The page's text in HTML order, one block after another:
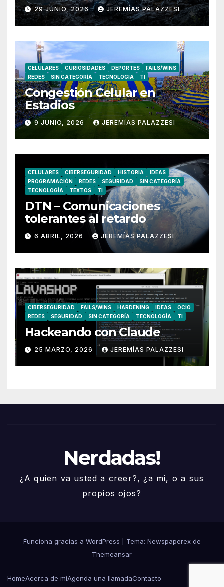
29 JUNIO, 2026 JEREMÍAS PALAZZESI
CELULARES CURIOSIDADES DEPORTES
FAILS/WINS
REDES
SIN CATEGORÍA TECNOLOGÍA TI
Congestión Celular en
Estadios
9 JUNIO, 2026 JEREMÍAS PALAZZESI
CELULARES CIBERSEGURIDAD HISTORIA
IDEAS
PROGRAMACIÓN
REDES SEGURIDAD
SIN CATEGORÍA
TECNOLOGÍA
TEXTOS TI
DTN – Comunicaciones
tolerantes al retardo
6 ABRIL, 2026 JEREMÍAS PALAZZESI
CIBERSEGURIDAD FAILS/WINS HARDENING IDEAS
OCIO
REDES
SEGURIDAD SIN CATEGORÍA TECNOLOGÍA TI
Hackeando con Claude
25 MARZO, 2026 JEREMÍAS PALAZZESI
Nerdadas!
¿A quien va usted a creer?, ¿a mi, o a sus
propios ojos?
Funciona gracias a WordPress
Tema: Newspaperex de
Themeansar
HomeAcerca de miAgenda una llamadaContacto